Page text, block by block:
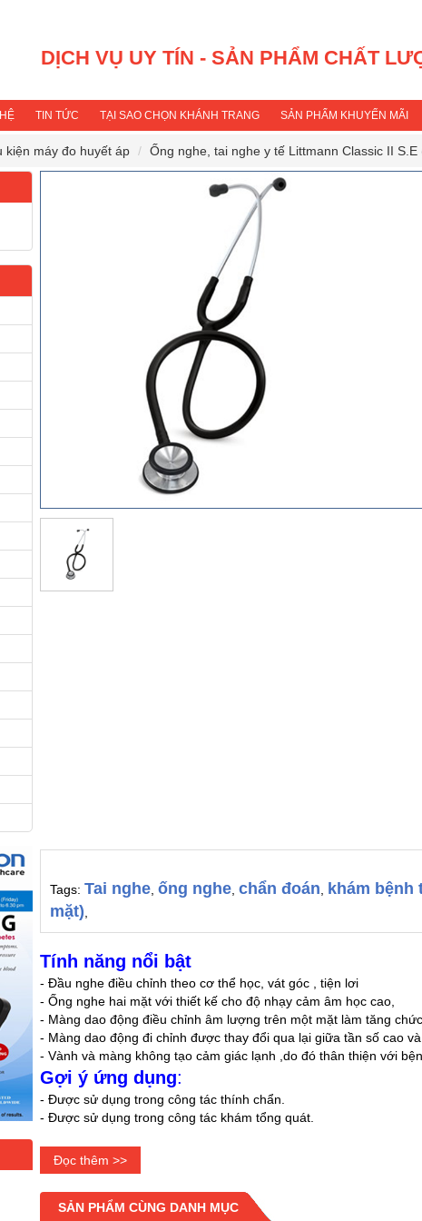
DỊCH VỤ UY TÍN - SẢN PHẨM CHẤT
TIN TỨC TẠI SAO CHỌN KHÁNH TRANG SẢN PHẨM KHUYẾN MÃI
kiện máy đo huyết áp Ống nghe, tai nghe y tế Littmann Classic II S.E
Tags: Tai nghe, ống nghe, chẩn đoán, khám bệnh
mặt),
Tính năng nổi bật
- Đầu nghe điều chỉnh theo cơ thể học, vát góc , tiện lơi
- Ống nghe hai mặt với thiết kế cho độ nhạy cảm âm học cao,
- Màng dao động điều chỉnh âm lượng trên một mặt làm tăng
- Màng dao động đi chỉnh được thay đổi qua lại giữa tần số cao
- Vành và màng không tạo cảm giác lạnh ,do đó thân thiện với
Gợi ý ứng dụng:
- Được sử dụng trong công tác thính chẩn.
- Được sử dụng trong công tác khám tổng quát.
Ống nghe 3M™ Littmann® với thiết kế một mặt nhờ công nghệ
Người sử dụng không cần phải điều chỉnh tần số hay thay đổi mặt
Tai nghe với thiết kế độc quyền bằng chất liệu mềm mại cho
Đọc thêm >>
SẢN PHẨM CÙNG DANH MỤC